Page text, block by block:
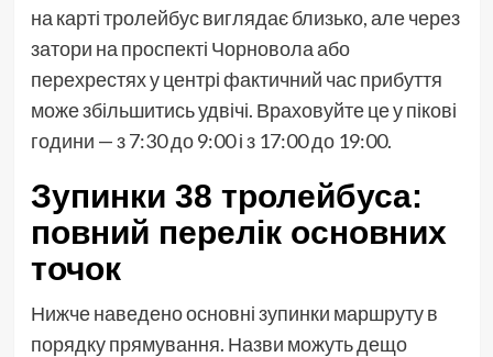
на карті тролейбус виглядає близько, але через
затори на проспекті Чорновола або
перехрестях у центрі фактичний час прибуття
може збільшитись удвічі. Враховуйте це у пікові
години — з 7:30 до 9:00 і з 17:00 до 19:00.
Зупинки 38 тролейбуса:
повний перелік основних
точок
Нижче наведено основні зупинки маршруту в
порядку прямування. Назви можуть дещо